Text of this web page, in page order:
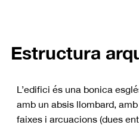
Estructura
L’edifici és una bonica
amb un absis llombard,
faixes i arcuacions (dues